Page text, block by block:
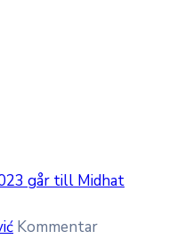
Kommentar